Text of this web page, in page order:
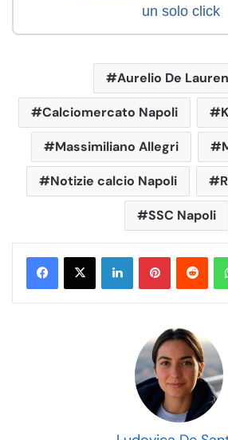
un solo click
Aurelio De
Calciomercato Napoli
Massimiliano Allegri
Notizie calcio Napoli
SSC Napoli